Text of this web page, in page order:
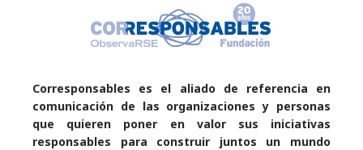
Corresponsables es el aliado de referencia en
comunicación de las organizaciones y personas
que quieren poner en valor sus iniciativas
responsables para construir juntos un mundo